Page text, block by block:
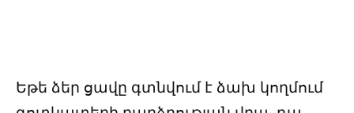
Եթե ​​ձեր ցավը գտնվում է ձախ կողմում